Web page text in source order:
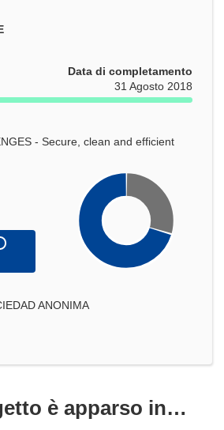
Data di completamento
31 Agosto 2018
- Secure, clean and efficient
ANONIMA
è apparso in…